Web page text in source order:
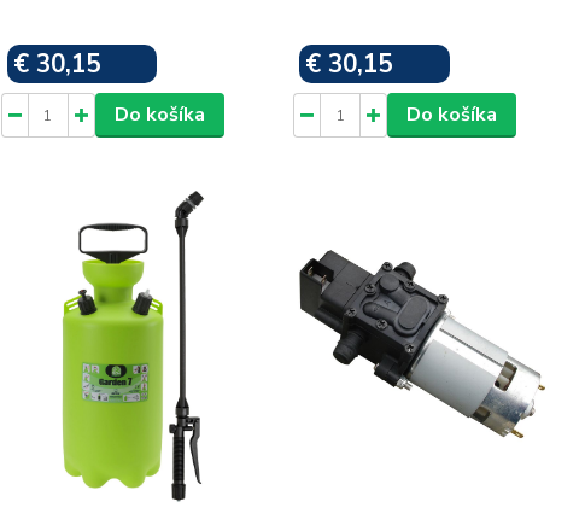
€ 30,15
Do košíka
€ 30,15
Do košíka